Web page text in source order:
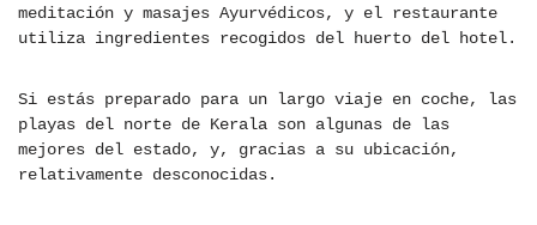
meditación y masajes Ayurvédicos, y el restaurante
utiliza ingredientes recogidos del huerto del hotel.
Si estás preparado para un largo viaje en coche, las
playas del norte de Kerala son algunas de las
mejores del estado, y, gracias a su ubicación,
relativamente desconocidas.